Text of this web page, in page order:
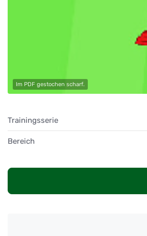
Im PDF gestochen scharf.
Trainingsserie
Bereich